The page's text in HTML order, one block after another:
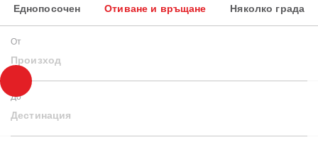
Еднопосочен Отиване и връщане Няколко града
От
Произход
До
Дестинация